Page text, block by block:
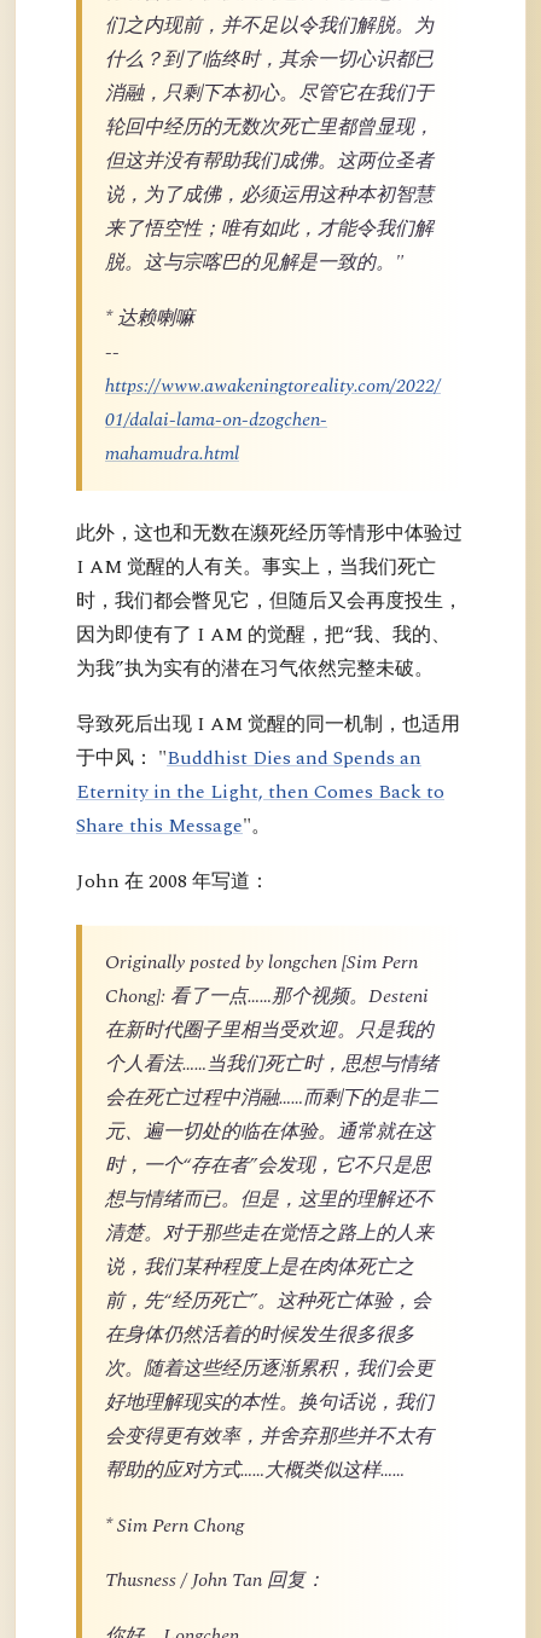
们之内现前，并不足以令我们解脱。为
什么？到了临终时，其余一切心识都已
消融，只剩下本初心。尽管它在我们于
轮回中经历的无数次死亡里都曾显现，
但这并没有帮助我们成佛。这两位圣者
说，为了成佛，必须运用这种本初智慧
来了悟空性；唯有如此，才能令我们解
脱。这与宗喀巴的见解是一致的。"
* 达赖喇嘛
--
https://www.awakeningtoreality.com/2022/
01/dalai-lama-on-dzogchen-
mahamudra.html
此外，这也和无数在濒死经历等情形中体验过
I AM 觉醒的人有关。事实上，当我们死亡
时，我们都会瞥见它，但随后又会再度投生，
因为即使有了 I AM 的觉醒，把“我、我的、
为我”执为实有的潜在习气依然完整未破。
导致死后出现 I AM 觉醒的同一机制，也适用
于中风： "Buddhist Dies and Spends an
Eternity in the Light, then Comes Back to
Share this Message"。
John 在 2008 年写道：
Originally posted by longchen [Sim Pern
Chong]: 看了一点……那个视频。Desteni
在新时代圈子里相当受欢迎。只是我的
个人看法……当我们死亡时，思想与情绪
会在死亡过程中消融……而剩下的是非二
元、遍一切处的临在体验。通常就在这
时，一个“存在者”会发现，它不只是思
想与情绪而已。但是，这里的理解还不
清楚。对于那些走在觉悟之路上的人来
说，我们某种程度上是在肉体死亡之
前，先“经历死亡”。这种死亡体验，会
在身体仍然活着的时候发生很多很多
次。随着这些经历逐渐累积，我们会更
好地理解现实的本性。换句话说，我们
会变得更有效率，并舍弃那些并不太有
帮助的应对方式……大概类似这样……
* Sim Pern Chong
Thusness / John Tan 回复：